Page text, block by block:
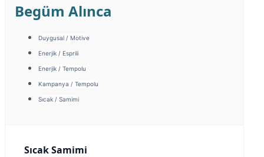
Begüm Alınca
Duygusal / Motive
Enerjik / Esprili
Enerjik / Tempolu
Kampanya / Tempolu
Sıcak / Samimi
Sıcak Samimi